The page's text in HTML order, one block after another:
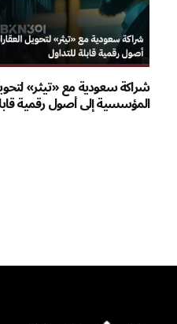
شراكة سعودية مع «تيثر»
المؤسسية إلى أصول رقمية